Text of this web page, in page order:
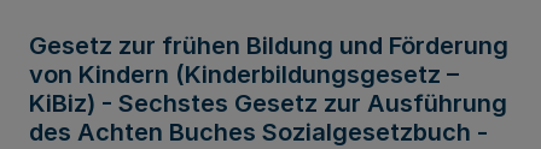
Gesetz zur frühen Bildung und Förderung
von Kindern (Kinderbildungsgesetz –
KiBiz) - Sechstes Gesetz zur Ausführung
des Achten Buches Sozialgesetzbuch -